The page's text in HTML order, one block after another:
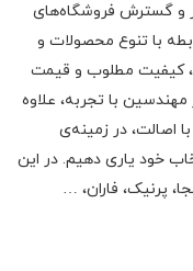
و گسترش فروشگاه‌های
با تنوع محصولات و
کیفیت مطلوب و قیمت
با تجربه، علاوه
اصالت، در زمینه‌ی
خود یاری دهیم. در این
پرنیک، فاران، …